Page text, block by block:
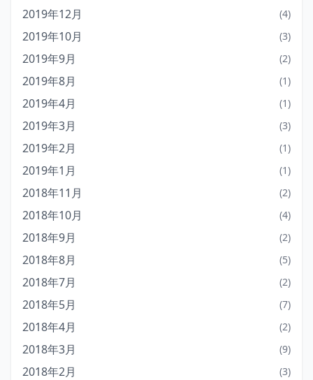
2019年12月 (4)
2019年10月 (3)
2019年9月 (2)
2019年8月 (1)
2019年4月 (1)
2019年3月 (3)
2019年2月 (1)
2019年1月 (1)
2018年11月 (2)
2018年10月 (4)
2018年9月 (2)
2018年8月 (5)
2018年7月 (2)
2018年5月 (7)
2018年4月 (2)
2018年3月 (9)
2018年2月 (3)